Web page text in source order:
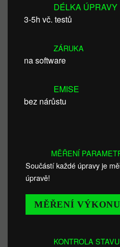
DÉLKA ÚPRAVY
3-5h vč. testů
ZÁRUKA
na software
EMISE
bez nárůstu
MĚŘENÍ
Součástí každé úpravy je
úpravě!
MĚŘENÍ
KONTROLA